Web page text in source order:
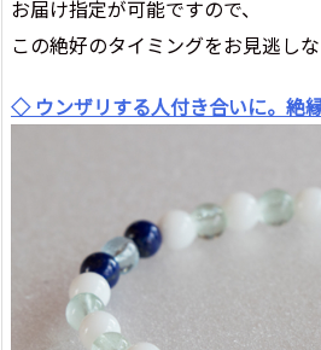
お届け指定が可能ですので、
この絶好のタイミングをお見逃しな
◇ ウンザリする人付き合いに。絶